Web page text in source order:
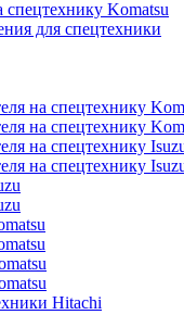
Komatsu
для спецтехники
на спецтехнику
на спецтехнику
на спецтехнику
на спецтехнику
Hitachi